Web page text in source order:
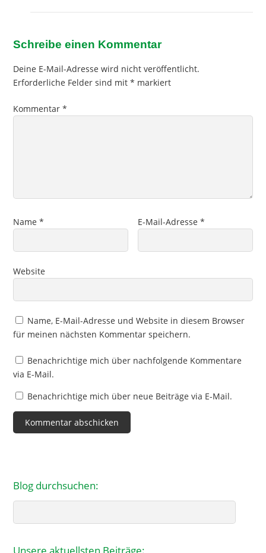
Schreibe einen Kommentar
Deine E-Mail-Adresse wird nicht veröffentlicht.
Erforderliche Felder sind mit* markiert
Kommentar*
Name* E-Mail-Adresse*
Website
Name, E-Mail-Adresse und Website in diesem Browser
für meinen nächsten Kommentar speichern.
Benachrichtige mich über nachfolgende Kommentare
via E-Mail.
Benachrichtige mich über neue Beiträge via E-Mail.
Blog durchsuchen:
Unsere aktuellsten Beiträge: